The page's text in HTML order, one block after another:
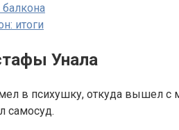
итоги
Унала
в психушку, откуда
самосуд.